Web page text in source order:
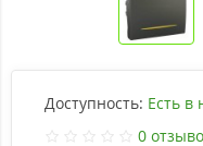
Доступность: Есть в
0